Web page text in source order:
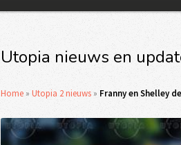
Utopia nieuws en
Home » Utopia 2 nieuws » Franny en Shelley